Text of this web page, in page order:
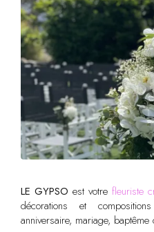
LE GYPSO est votre fleuriste
décorations et
anniversaire, mariage, baptême